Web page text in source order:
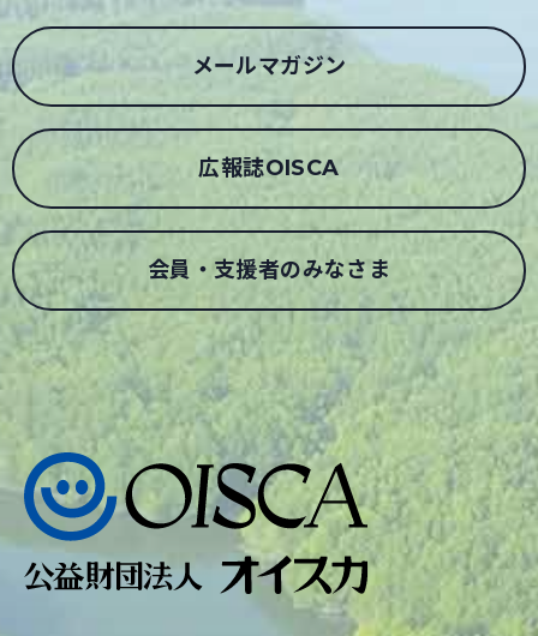
メールマガジン
広報誌OISCA
会員・支援者のみなさま